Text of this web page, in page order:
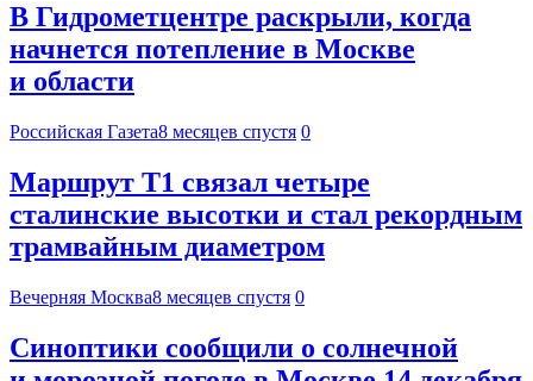
В Гидрометцентре раскрыли, когда
начнется потепление в Москве
и области
Российская Газета8 месяцев спустя 0
Маршрут Т1 связал четыре
сталинские высотки и стал рекордным
трамвайным диаметром
Вечерняя Москва8 месяцев спустя 0
Синоптики сообщили о солнечной